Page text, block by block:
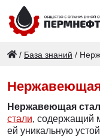
/ База знаний /
Нержавеющая
стали, содержащий
ей уникальную